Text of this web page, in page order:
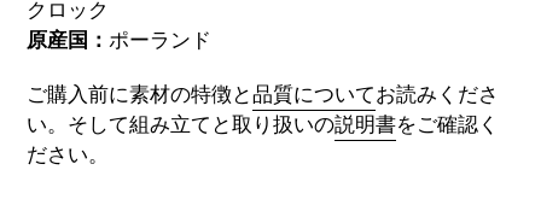
クロック
原産国： ポーランド
ご購入前に素材の特徴と品質についてお読みくださ
い。 そして組み立てと取り扱いの説明書をご確認く
ださい。